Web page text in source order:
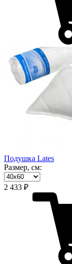
Подушка Lates
Размер, см:
2 433 ₽